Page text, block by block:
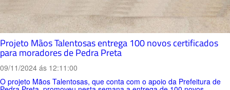
Projeto Mãos Talentosas entrega 100 novos certificados
para moradores de Pedra Preta
09/11/2024 ás 12:11:00
O projeto Mãos Talentosas, que conta com o apoio da Prefeitura de